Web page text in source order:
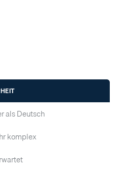
als Deutsch
komplex